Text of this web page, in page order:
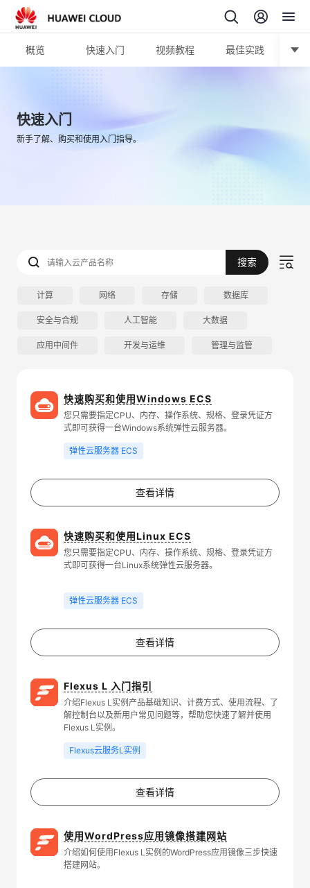
概览 快速入门 视频教程 最佳实践 迁
快速入门
新手了解、购买和使用入门指导。
搜索
计算 网络 存储 数据库
安全与合规 人工智能 大数据
应用中间件 开发与运维 管理与监管
快速购买和使用Windows ECS
您只需要指定CPU、内存、操作系统、规格、登录凭证方
式即可获得一台Windows系统弹性云服务器。
弹性云服务器 ECS
查看详情
快速购买和使用Linux ECS
您只需要指定CPU、内存、操作系统、规格、登录凭证方
式即可获得一台Linux系统弹性云服务器。
弹性云服务器 ECS
查看详情
Flexus L 入门指引
介绍Flexus L实例产品基础知识、计费方式、使用流程、了
解控制台以及新用户常见问题等，帮助您快速了解并使用
Flexus L实例。
Flexus云服务L实例
查看详情
使用WordPress应用镜像搭建网站
介绍如何使用Flexus L实例的WordPress应用镜像三步快速
搭建网站。